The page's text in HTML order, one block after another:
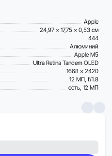
Apple
24,97 x 17,75 x 0,53 см
444
Алюминий
Apple M5
Ultra Retina Tandem OLED
1668 x 2420
12 МП, f/1.8
есть, 12 МП